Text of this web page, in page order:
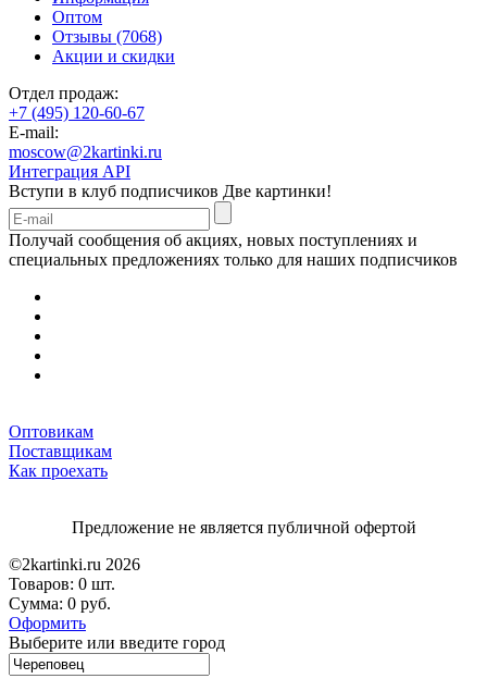
Оптом
Отзывы (7068)
Акции и скидки
Отдел продаж:
+7 (495) 120-60-67
E-mail:
moscow@2kartinki.ru
Интеграция API
Вступи в клуб подписчиков Две картинки!
Получай сообщения об акциях, новых поступлениях и
специальных предложениях только для наших подписчиков
Оптовикам
Поставщикам
Как проехать
Предложение не является публичной офертой
©2kartinki.ru 2026
Товаров: 0 шт.
Сумма: 0 руб.
Оформить
Выберите или введите город